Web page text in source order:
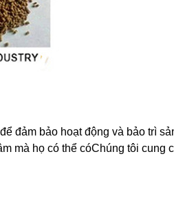
đảm bảo hoạt động và bảo trì
mà họ có thể cóChúng tôi cung